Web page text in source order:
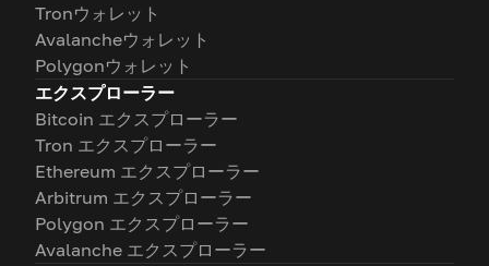
Tronウォレット
Avalancheウォレット
Polygonウォレット
エクスプローラー
Bitcoin エクスプローラー
Tron エクスプローラー
Ethereum エクスプローラー
Arbitrum エクスプローラー
Polygon エクスプローラー
Avalanche エクスプローラー